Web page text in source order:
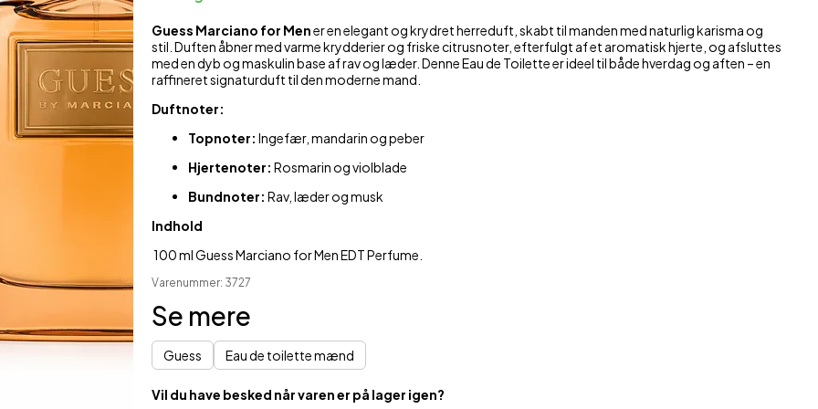
Økologisk Hudpleje
Plastre mod ømhed
Shampoo & balsam
Skulder- og nakkestøtte
Støttestrømper
Massage
Guess Marciano for Mener en elegant og krydret herreduft, skabt til manden med naturlig karisma og
stil. Duften åbner med varme krydderier og friske citrusnoter, efterfulgt af et aromatisk hjerte, og afsluttes
med en dyb og maskulin base af rav og læder. Denne Eau de Toilette er ideel til både hverdag og aften – en
raffineret signaturduft til den moderne mand.
Duftnoter:
Topnoter: Ingefær, mandarin og peber
Hjertenoter: Rosmarin og violblade
Bundnoter: Rav, læder og musk
Indhold
100 ml Guess Marciano for Men EDT Perfume.
Varenummer: 3727
Se mere
Guess Eau de toilette mænd
Vil du have besked når varen er på lager igen?